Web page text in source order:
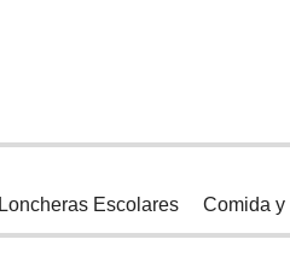
Loncheras Escolares Comida y